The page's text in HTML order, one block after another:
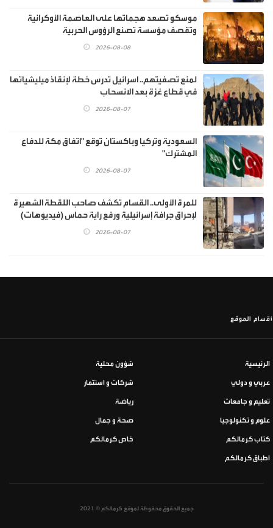
موسكو تصعد هجماتها على العاصمة الأوكرانية
وتقصف مؤسسة تصنع الرؤوس الحربية
2026-08-08
لمنع تصفيتهم.. اسرائيل تدرس خطة لإنقاذ ميليشياتها
في قطاع غزة بعد الانسحاب
2026-08-07
السعودية وتركيا وباكستان توقع "اتفاق مكة للدفاع
المشترك"
2026-08-07
للمرة الأولى.. القسام تكشف صاحب اللقطة الشهيرة
لإحراق جرافة إسرائيلية ورفع راية حماس (فيديوهات)
2026-08-07
أقسام الموقع
الرئيسية شؤون محلية
عربي و دولي شركات و استثمار
تعليم و جامعات رياضة
علوم و تكنولوجيا صحة و جمال
كتاب كرمالكم خاص كرمالكم
اطباق كرمالكم
جميع الحقوق محفوظة لموقع كرمالكم © 2021